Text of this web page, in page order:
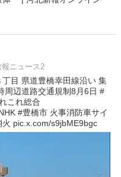
ニュース2
丁目 県道豊橋幸田線沿い 集
周辺道路交通規制8月6日 #
これ総合
#豊橋市 火事消防車サイ
pic.x.com/s9jbME9bgc